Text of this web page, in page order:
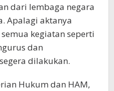
dari lembaga negara
Apalagi aktanya
kegiatan seperti
dan
dilakukan.
Hukum dan HAM,